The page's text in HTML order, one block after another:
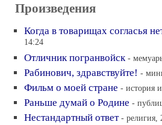
Произведения
Когда в товарищах согласья
14:24
Отличник погранвойск -
Рабинович, здравствуйте! -
Фильм о моей стране - история
Раньше думай о Родине -
Нестандартный ответ - религия,